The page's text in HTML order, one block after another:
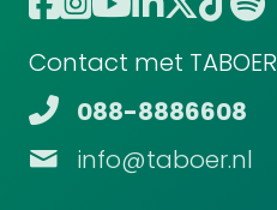
Contact met TABOER
088-8886608
info@taboer.nl